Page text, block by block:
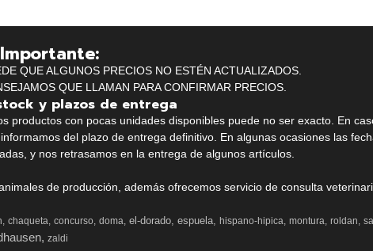
QUE ALGUNOS PRECIOS NO ESTÉN ACTUALIZADOS.
QUE LLAMAN PARA CONFIRMAR PRECIOS.
y plazos de entrega
con pocas unidades disponibles puede no ser exacto. En
del plazo de entrega definitivo. En algunas ocasiones las
y nos retrasamos en la entrega de algunos artículos.
de producción, además ofrecemos servicio de consulta
chaqueta concurso doma el-dorado espuela hispano-hipica montura roldan
zaldi